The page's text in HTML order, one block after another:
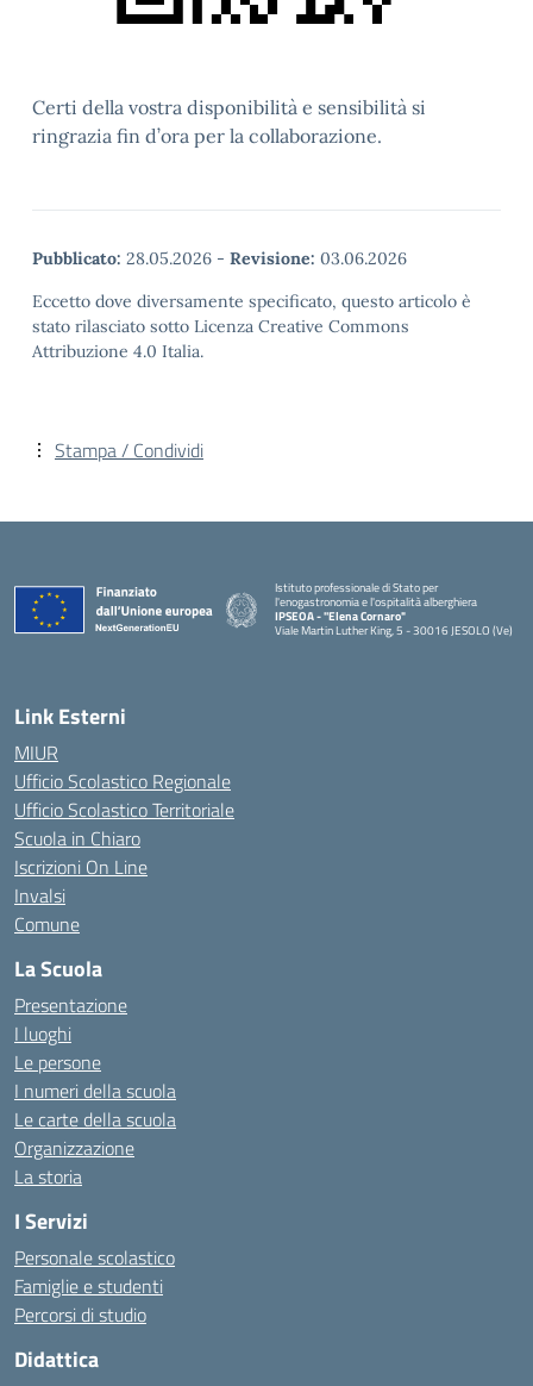
Certi della vostra disponibilità e sensibilità si
ringrazia fin d’ora per la collaborazione.
Pubblicato: 28.05.2026 - Revisione: 03.06.2026
Eccetto dove diversamente specificato, questo articolo è
stato rilasciato sotto Licenza Creative Commons
Attribuzione 4.0 Italia.
Stampa / Condividi
Istituto professionale di Stato per
l'enogastronomia e l'ospitalità alberghiera
IPSEOA - ''Elena Cornaro"
Viale Martin Luther King, 5 - 30016 JESOLO (Ve)
— Visita la pagina iniziale della scuola
Link Esterni
MIUR
Ufficio Scolastico Regionale
Ufficio Scolastico Territoriale
Scuola in Chiaro
Iscrizioni On Line
Invalsi
Comune
La Scuola
Presentazione
I luoghi
Le persone
I numeri della scuola
Le carte della scuola
Organizzazione
La storia
I Servizi
Personale scolastico
Famiglie e studenti
Percorsi di studio
Didattica